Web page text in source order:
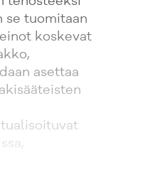
se tuomitaan
koskevat
asettaa